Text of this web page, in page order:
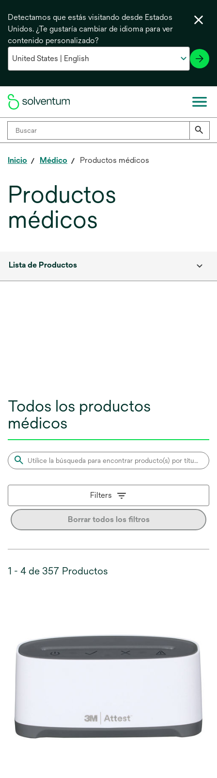
Detectamos que estás visitando desde Estados
Unidos. ¿Te gustaría cambiar de idioma para ver
contenido personalizado?
Inicio Médico Productos médicos
Productos
médicos
Lista de Productos
Todos los productos
médicos
Filters
Borrar todos los filtros
1 - 4 de 357 Productos